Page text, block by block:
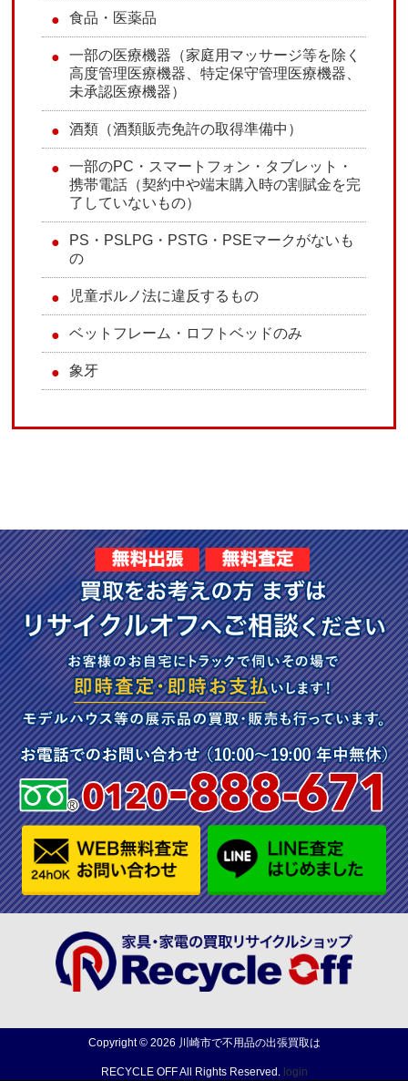
食品・医薬品
一部の医療機器（家庭用マッサージ等を除く
高度管理医療機器、特定保守管理医療機器、
未承認医療機器）
酒類（酒類販売免許の取得準備中）
一部のPC・スマートフォン・タブレット・
携帯電話（契約中や端末購入時の割賦金を完
了していないもの）
PS・PSLPG・PSTG・PSEマークがないも
の
児童ポルノ法に違反するもの
ベットフレーム・ロフトベッドのみ
象牙
Copyright © 2026 川崎市で不用品の出張買取は
RECYCLE OFFAll Rights Reserved. login